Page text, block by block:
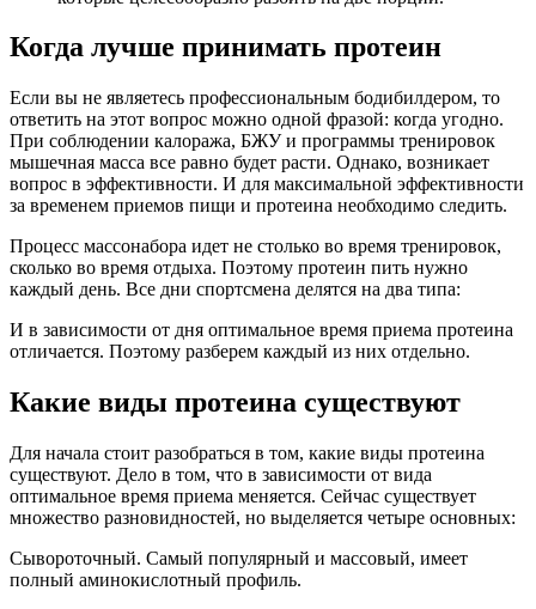
Когда лучше принимать протеин
Если вы не являетесь профессиональным бодибилдером, то
ответить на этот вопрос можно одной фразой: когда угодно.
При соблюдении калоража, БЖУ и программы тренировок
мышечная масса все равно будет расти. Однако, возникает
вопрос в эффективности. И для максимальной эффективности
за временем приемов пищи и протеина необходимо следить.
Процесс массонабора идет не столько во время тренировок,
сколько во время отдыха. Поэтому протеин пить нужно
каждый день. Все дни спортсмена делятся на два типа:
И в зависимости от дня оптимальное время приема протеина
отличается. Поэтому разберем каждый из них отдельно.
Какие виды протеина существуют
Для начала стоит разобраться в том, какие виды протеина
существуют. Дело в том, что в зависимости от вида
оптимальное время приема меняется. Сейчас существует
множество разновидностей, но выделяется четыре основных:
Сывороточный. Самый популярный и массовый, имеет
полный аминокислотный профиль.